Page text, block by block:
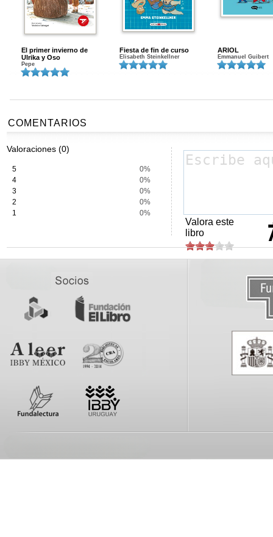
El primer invierno de
Ulrika y Oso
Pepe
Fiesta de fin de curso
Elisabeth Steinkellner
ARIOL
Emmanuel Guibert
COMENTARIOS
Valoraciones (0)
5
0%
4
0%
3
0%
2
0%
1
0%
Valora este
libro